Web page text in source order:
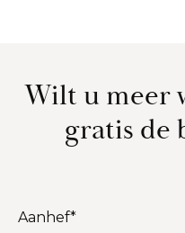
Wilt u meer
gratis de
Aanhef*